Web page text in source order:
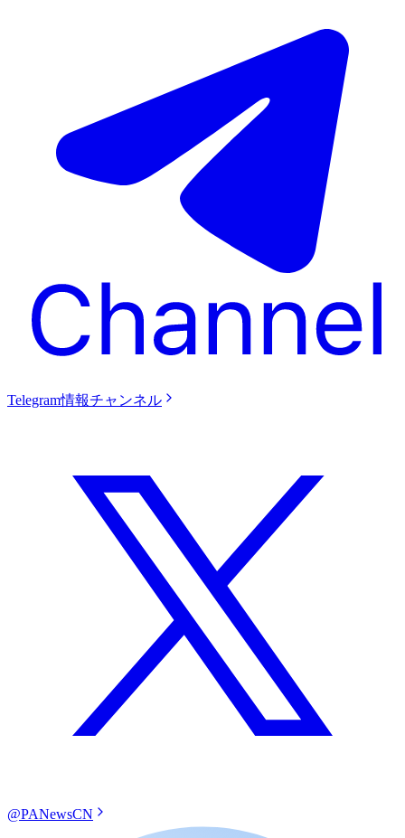
Telegram情報チャンネル
@PANewsCN